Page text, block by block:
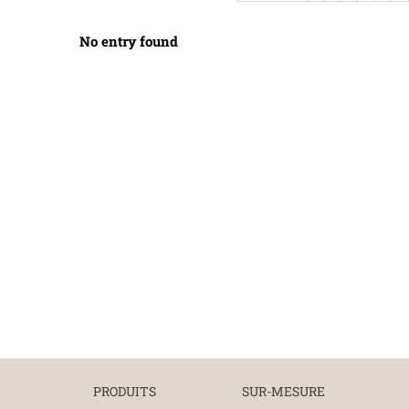
No entry found
PRODUITS SUR-MESURE